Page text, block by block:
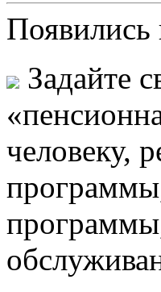
Появились
Задайте
человеку,